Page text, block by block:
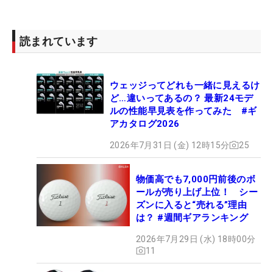
読まれています
ウェッジってどれも一緒に見えるけ
ど…違いってあるの？ 最新24モデ
ルの性能早見表を作ってみた #ギ
アカタログ2026
2026年7月31日 (金) 12時15分 25
物価高でも7,000円前後のボ
ールが売り上げ上位！ シー
ズンに入ると“売れる”理由
は？ #週間ギアランキング
2026年7月29日 (水) 18時00分
11